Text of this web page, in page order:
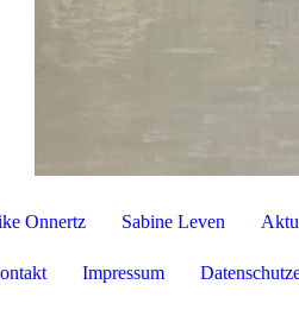
Onnertz Sabine Leven
Impressum